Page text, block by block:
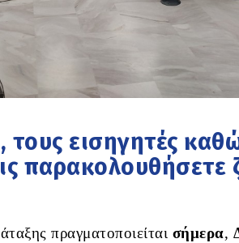
τους εισηγητές
παρακολουθήσετε
πραγματοποιείται σήμερα,